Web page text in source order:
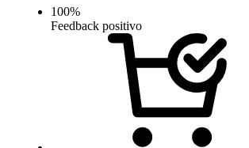
100%
Feedback positivo